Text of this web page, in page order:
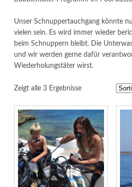
Unser Schnuppertauchgang könnte
vielen sein. Es wird immer wieder
beim Schnuppern bleibt. Die
und wir werden gerne dafür
Wiederholungstäter wirst.
Zeigt alle 3 Ergebnisse